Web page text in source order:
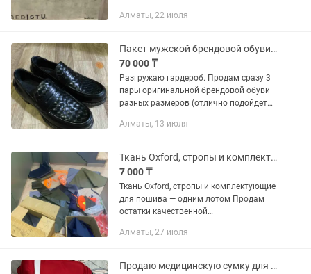
надевались (максимум примерка),
Алматы, 22 июля
Пакет мужской брендовой обуви (Bottega Veneta, JM, Alex Giardini)
70 000 ₸
Разгружаю гардероб. Продам сразу 3
пары оригинальной брендовой обуви
разных размеров (отлично подойдет
Bottega Veneta (Италия) — плетеные
Алматы, 13 июля
Ткань Oxford, стропы и комплектующие для пошива одним лотом
7 000 ₸
Ткань Oxford, стропы и комплектующие
для пошива — одним лотом Продам
остатки качественной
разных цветов, а также стропы и
ткань...
Алматы, 27 июля
Продаю медицинскую сумку для всех врачей